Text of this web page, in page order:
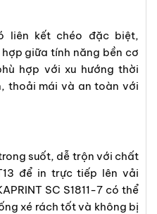
liên kết chéo đặc biệt,
hợp giữa tính năng bền cơ
hợp với xu hướng thời
thoải mái và an toàn với
suốt, dễ trộn với chất
để in trực tiếp lên vải
SC S1811-7 có thể
xé rách tốt và không bị